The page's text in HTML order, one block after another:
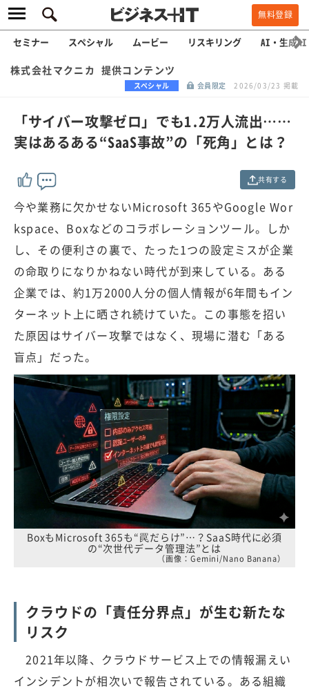
無料登録
セミナー スペシャル ムービー リスキリング AI・生成AI
株式会社マクニカ 提供コンテンツ
スペシャル 会員限定 2026/03/23 掲載
「サイバー攻撃ゼロ」でも1.2万人流出……
実はあるある“SaaS事故”の「死角」とは？
共有する
今や業務に欠かせないMicrosoft 365やGoogle Wor
kspace、Boxなどのコラボレーションツール。しか
し、その便利さの裏で、たった1つの設定ミスが企業
の命取りになりかねない時代が到来している。ある
企業では、約1万2000人分の個人情報が6年間もイン
ターネット上に晒され続けていた。この事態を招い
た原因はサイバー攻撃ではなく、現場に潜む「ある
盲点」だった。
BoxもMicrosoft 365も“罠だらけ”…？SaaS時代に必須
の“次世代データ管理法”とは
（画像：Gemini/Nano Banana）
クラウドの「責任分界点」が生む新たな
リスク
2021年以降、クラウドサービス上での情報漏えい
インシデントが相次いで報告されている。ある組織